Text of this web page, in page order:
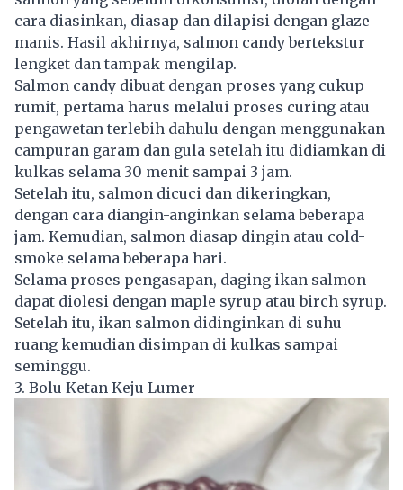
cara diasinkan, diasap dan dilapisi dengan glaze
manis. Hasil akhirnya, salmon candy bertekstur
lengket dan tampak mengilap.
Salmon candy dibuat dengan proses yang cukup
rumit, pertama harus melalui proses curing atau
pengawetan terlebih dahulu dengan menggunakan
campuran garam dan gula setelah itu didiamkan di
kulkas selama 30 menit sampai 3 jam.
Setelah itu, salmon dicuci dan dikeringkan,
dengan cara diangin-anginkan selama beberapa
jam. Kemudian, salmon diasap dingin atau cold-
smoke selama beberapa hari.
Selama proses pengasapan, daging ikan salmon
dapat diolesi dengan maple syrup atau birch syrup.
Setelah itu, ikan salmon didinginkan di suhu
ruang kemudian disimpan di kulkas sampai
seminggu.
3. Bolu Ketan Keju Lumer